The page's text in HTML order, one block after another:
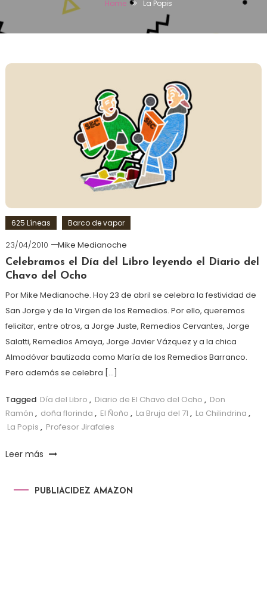
Home La Popis
625 Líneas Barco de vapor
23/04/2010
Mike Medianoche
Celebramos el Día del Libro leyendo el Diario del
Chavo del Ocho
Por Mike Medianoche. Hoy 23 de abril se celebra la festividad de
San Jorge y de la Virgen de los Remedios. Por ello, queremos
felicitar, entre otros, a Jorge Juste, Remedios Cervantes, Jorge
Salatti, Remedios Amaya, Jorge Javier Vázquez y a la chica
Almodóvar bautizada como María de los Remedios Barranco.
Pero además se celebra […]
Tagged Día del Libro , Diario de El Chavo del Ocho , Don
Ramón , doña florinda , El Ñoño , La Bruja del 71 , La Chilindrina ,
La Popis , Profesor Jirafales
Leer más
PUBLIACIDEZ AMAZON